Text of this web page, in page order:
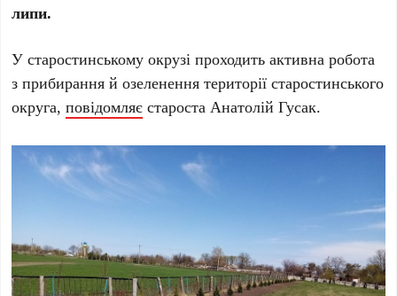
липи.
У старостинському окрузі проходить активна робота
з прибирання й озеленення території старостинського
округа,повідомляє староста Анатолій Гусак.